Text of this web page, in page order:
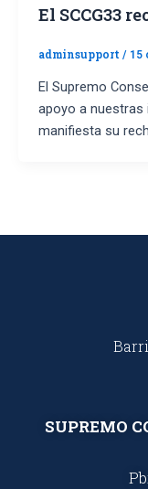
El SCCG33
adminsupport / 15
El Supremo
apoyo a
manifiesta su
SUPREMO